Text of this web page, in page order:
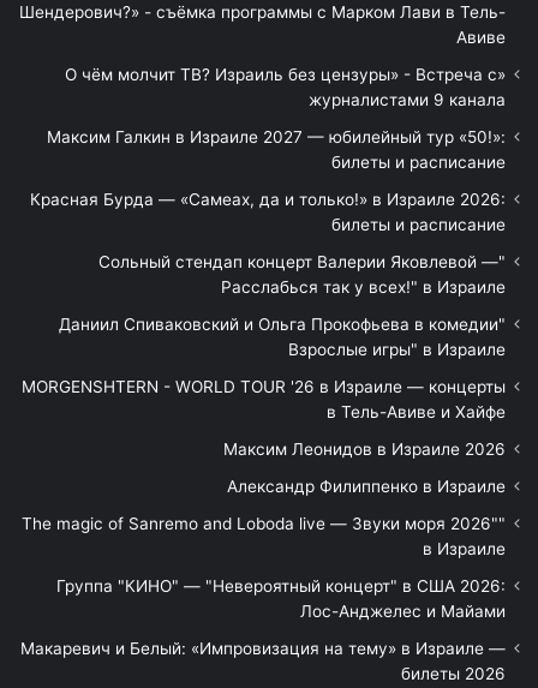
Шендерович?» - съёмка программы с Марком Лави в Тель-
Авиве
«О чём молчит ТВ? Израиль без цензуры» - Встреча с
журналистами 9 канала
Максим Галкин в Израиле 2027 — юбилейный тур «50!»:
билеты и расписание
Красная Бурда — «Самеах, да и только!» в Израиле 2026:
билеты и расписание
"Сольный стендап концерт Валерии Яковлевой —
Расслабься так у всех!" в Израиле
"Даниил Спиваковский и Ольга Прокофьева в комедии
Взрослые игры" в Израиле
MORGENSHTERN - WORLD TOUR '26 в Израиле — концерты
в Тель-Авиве и Хайфе
Максим Леонидов в Израиле 2026
Александр Филиппенко в Израиле
"The magic of Sanremo and Loboda live — Звуки моря 2026"
в Израиле
Группа "КИНО" — "Невероятный концерт" в США 2026:
Лос-Анджелес и Майами
Макаревич и Белый: «Импровизация на тему» в Израиле —
билеты 2026